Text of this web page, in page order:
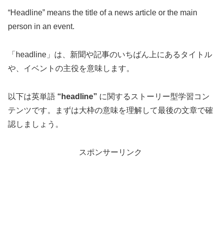
“Headline” means the title of a news article or the main
person in an event.
「headline」は、新聞や記事のいちばん上にあるタイトル
や、イベントの主役を意味します。
以下は英単語 “headline” に関するストーリー型学習コン
テンツです。まずは大枠の意味を理解して最後の文章で確
認しましょう。
スポンサーリンク